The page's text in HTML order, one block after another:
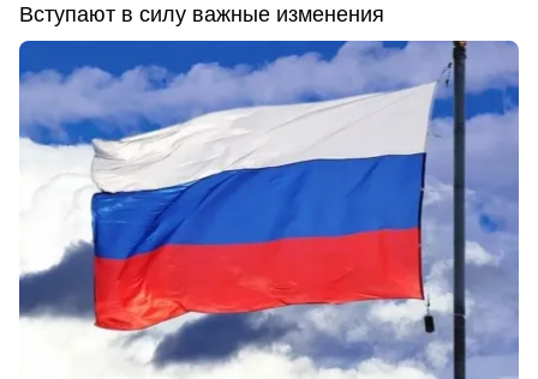
Вступают в силу важные изменения